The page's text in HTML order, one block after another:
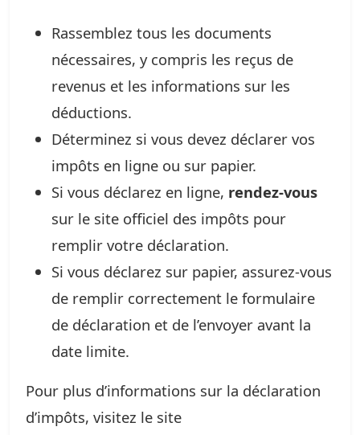
Rassemblez tous les documents
nécessaires, y compris les reçus de
revenus et les informations sur les
déductions.
Déterminez si vous devez déclarer vos
impôts en ligne ou sur papier.
Si vous déclarez en ligne, rendez-vous
sur le site officiel des impôts pour
remplir votre déclaration.
Si vous déclarez sur papier, assurez-vous
de remplir correctement le formulaire
de déclaration et de l’envoyer avant la
date limite.
Pour plus d’informations sur la déclaration
d’impôts, visitez le site